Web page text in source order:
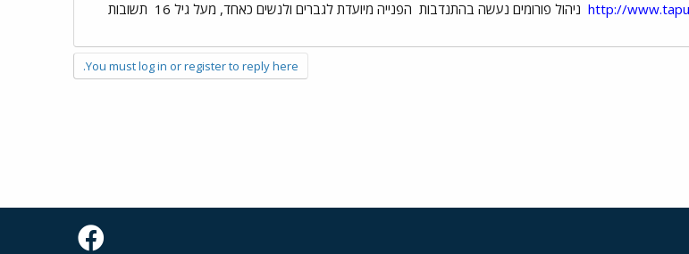
http:// ניהול פורומים נעשה בהתנדבות הפנייה מיועדת לגברים ולנשים כאחד, מעל גיל 16
תשובות
You must log in or register to reply here.